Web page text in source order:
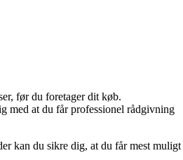
før du foretager dit køb.
med at du får professionel rådgivning
kan du sikre dig, at du får mest muligt